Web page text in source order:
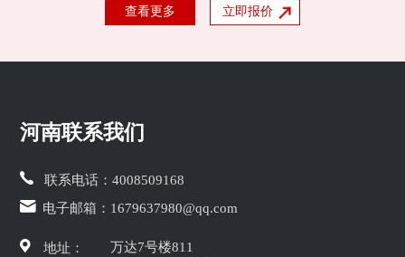
查看更多 立即报价
河南联系我们
联系电话：4008509168
电子邮箱： 1679637980@qq.com
地址：
万达7号楼811